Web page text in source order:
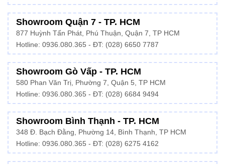
Showroom Quận 7 - TP. HCM
877 Huỳnh Tấn Phát, Phú Thuận, Quận 7, TP HCM
Hotline: 0936.080.365 - ĐT: (028) 6650 7787
Showroom Gò Vấp - TP. HCM
580 Phan Văn Trị, Phường 7, Quận 5, TP HCM
Hotline: 0936.080.365 - ĐT: (028) 6684 9494
Showroom Bình Thạnh - TP. HCM
348 Đ. Bạch Đằng, Phường 14, Bình Thạnh, TP HCM
Hotline: 0936.080.365 - ĐT: (028) 6275 4162